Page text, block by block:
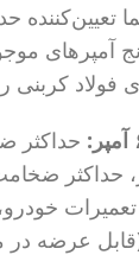
تعیین‌کننده
آمپرهای
کربنی
حداکثر
عرضه در